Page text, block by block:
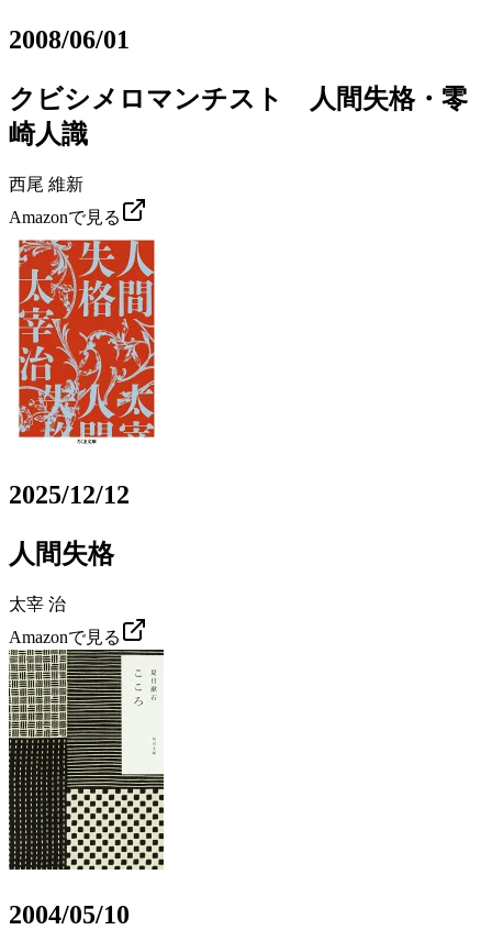
2008/06/01
クビシメロマンチスト 人間失格・零
崎人識
西尾 維新
Amazonで見る
2025/12/12
人間失格
太宰 治
Amazonで見る
2004/05/10